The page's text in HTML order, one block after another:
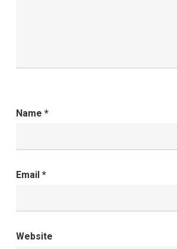
Name *
Email *
Website